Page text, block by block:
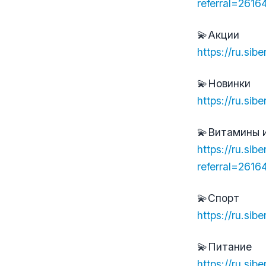
💫Акции
https://
💫Новинки
https://
💫Витамины
https://
💫Спорт
https://
💫Питание